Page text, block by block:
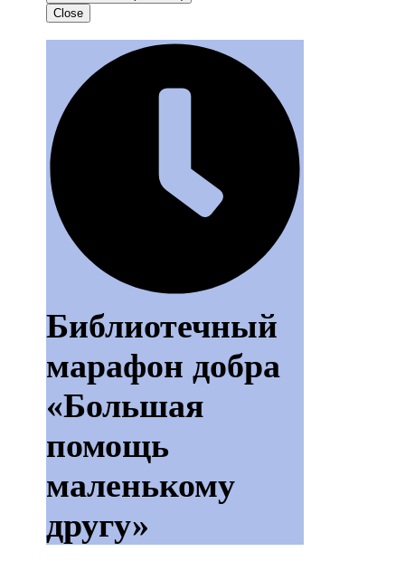
Close
Библиотечный
марафон добра
«Большая
помощь
маленькому
другу»